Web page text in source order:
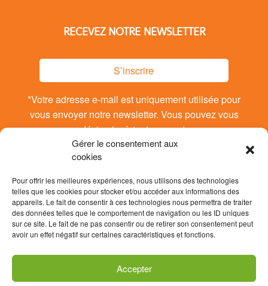
Gérer le consentement aux
cookies
Pour offrir les meilleures expériences, nous utilisons des technologies
telles que les cookies pour stocker et/ou accéder aux informations des
appareils. Le fait de consentir à ces technologies nous permettra de traiter
des données telles que le comportement de navigation ou les ID uniques
sur ce site. Le fait de ne pas consentir ou de retirer son consentement peut
avoir un effet négatif sur certaines caractéristiques et fonctions.
Accepter
RECEVEZ NOTRE NEWSLETTER
S’inscrire
*Votre adresse e-mail est uniquement utilisée pour
vous envoyer notre newsletter. Vous pouvez vous
désinsrire à tout moment.